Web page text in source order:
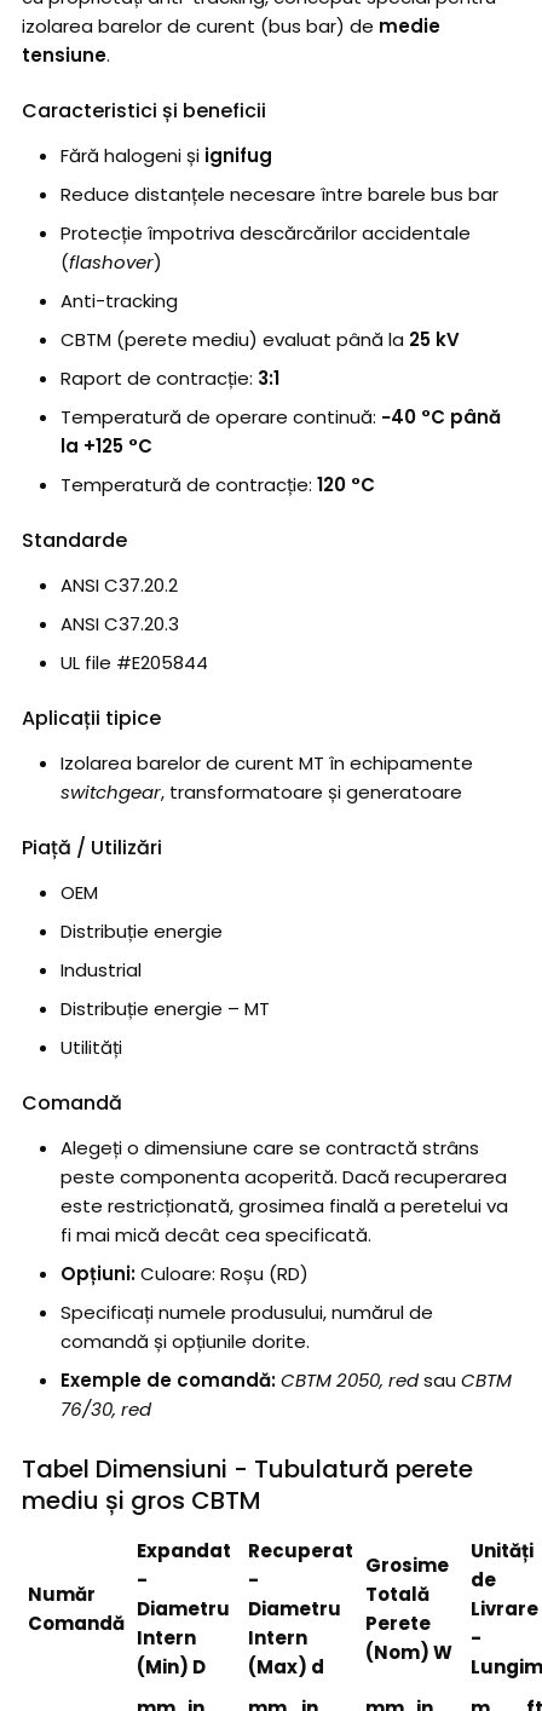
izolarea barelor de curent (bus bar) de medie
tensiune.
Caracteristici și beneficii
Fără halogeni și ignifug
Reduce distanțele necesare între barele bus bar
Protecție împotriva descărcărilor accidentale
(flashover)
Anti-tracking
CBTM (perete mediu) evaluat până la 25 kV
Raport de contracție: 3:1
Temperatură de operare continuă: −40 °C până
la +125 °C
Temperatură de contracție: 120 °C
Standarde
ANSI C37.20.2
ANSI C37.20.3
UL file #E205844
Aplicații tipice
Izolarea barelor de curent MT în echipamente
switchgear, transformatoare și generatoare
Piață / Utilizări
OEM
Distribuție energie
Industrial
Distribuție energie – MT
Utilități
Comandă
Alegeți o dimensiune care se contractă strâns
peste componenta acoperită. Dacă recuperarea
este restricționată, grosimea finală a peretelui va
fi mai mică decât cea specificată.
Opțiuni:Culoare: Roșu (RD)
Specificați numele produsului, numărul de
comandă și opțiunile dorite.
Exemple de comandă:CBTM 2050, redsau CBTM
76/30, red
Tabel Dimensiuni - Tubulatură perete
mediu și gros CBTM
Număr
Comandă
Expandat
-
Diametru
Intern
(Min) D
Recuperat
-
Diametru
Intern
(Max) d
Grosime
Totală
Perete
(Nom) W
Unități
de
Livrare
-